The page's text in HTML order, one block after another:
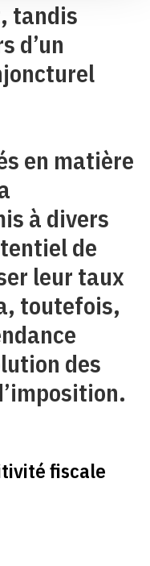
tandis
d’un
en matière
à divers
de
leur taux
toutefois,
des
fiscale